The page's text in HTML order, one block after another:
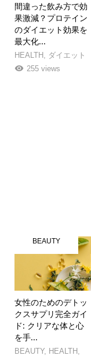
間違った飲み方で効
果激減？プロテイン
のダイエット効果を
最大化...
HEALTH , ダイエット
255 views
女性のためのデトッ
クスサプリ完全ガイ
ド: クリアな体と心
を手...
BEAUTY, HEALTH,
BEAUTY